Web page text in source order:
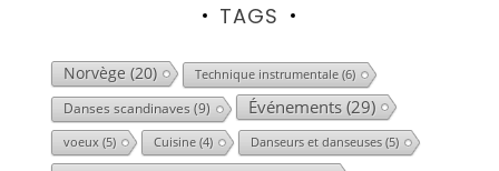
TAGS
Norvège (20) Technique instrumentale(6)
Danses scandinaves (9) Événements(29)
voeux(5) Cuisine(4) Danseurs et danseuses(5)